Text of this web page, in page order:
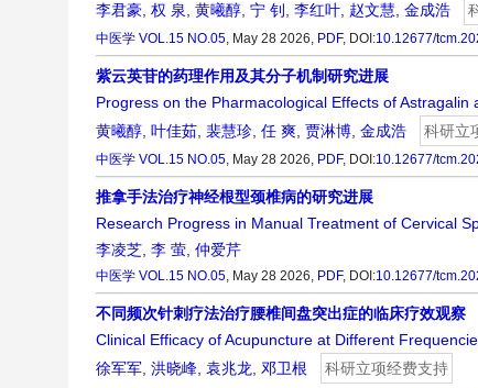
李君豪, 权 泉, 黄曦醇, 宁 钊, 李红叶, 赵文慧, 金成浩
中医学 VOL.15 NO.05, May 28 2026, PDF, DOI:10.12677/
紫云英苷的药理作用及其分子机制研究进展
Progress on the Pharmacological Effects of Astragalin
黄曦醇, 叶佳茹, 裴慧珍, 任 爽, 贾淋博, 金成浩 科研立
中医学 VOL.15 NO.05, May 28 2026, PDF, DOI:10.12677/
推拿手法治疗神经根型颈椎病的研究进展
Research Progress in Manual Treatment of Cervical
李凌芝, 李 萤, 仲爱芹
中医学 VOL.15 NO.05, May 28 2026, PDF, DOI:10.12677/
不同频次针刺疗法治疗腰椎间盘突出症的临床疗效观察
Clinical Efficacy of Acupuncture at Different
徐军军, 洪晓峰, 袁兆龙, 邓卫根 科研立项经费支持